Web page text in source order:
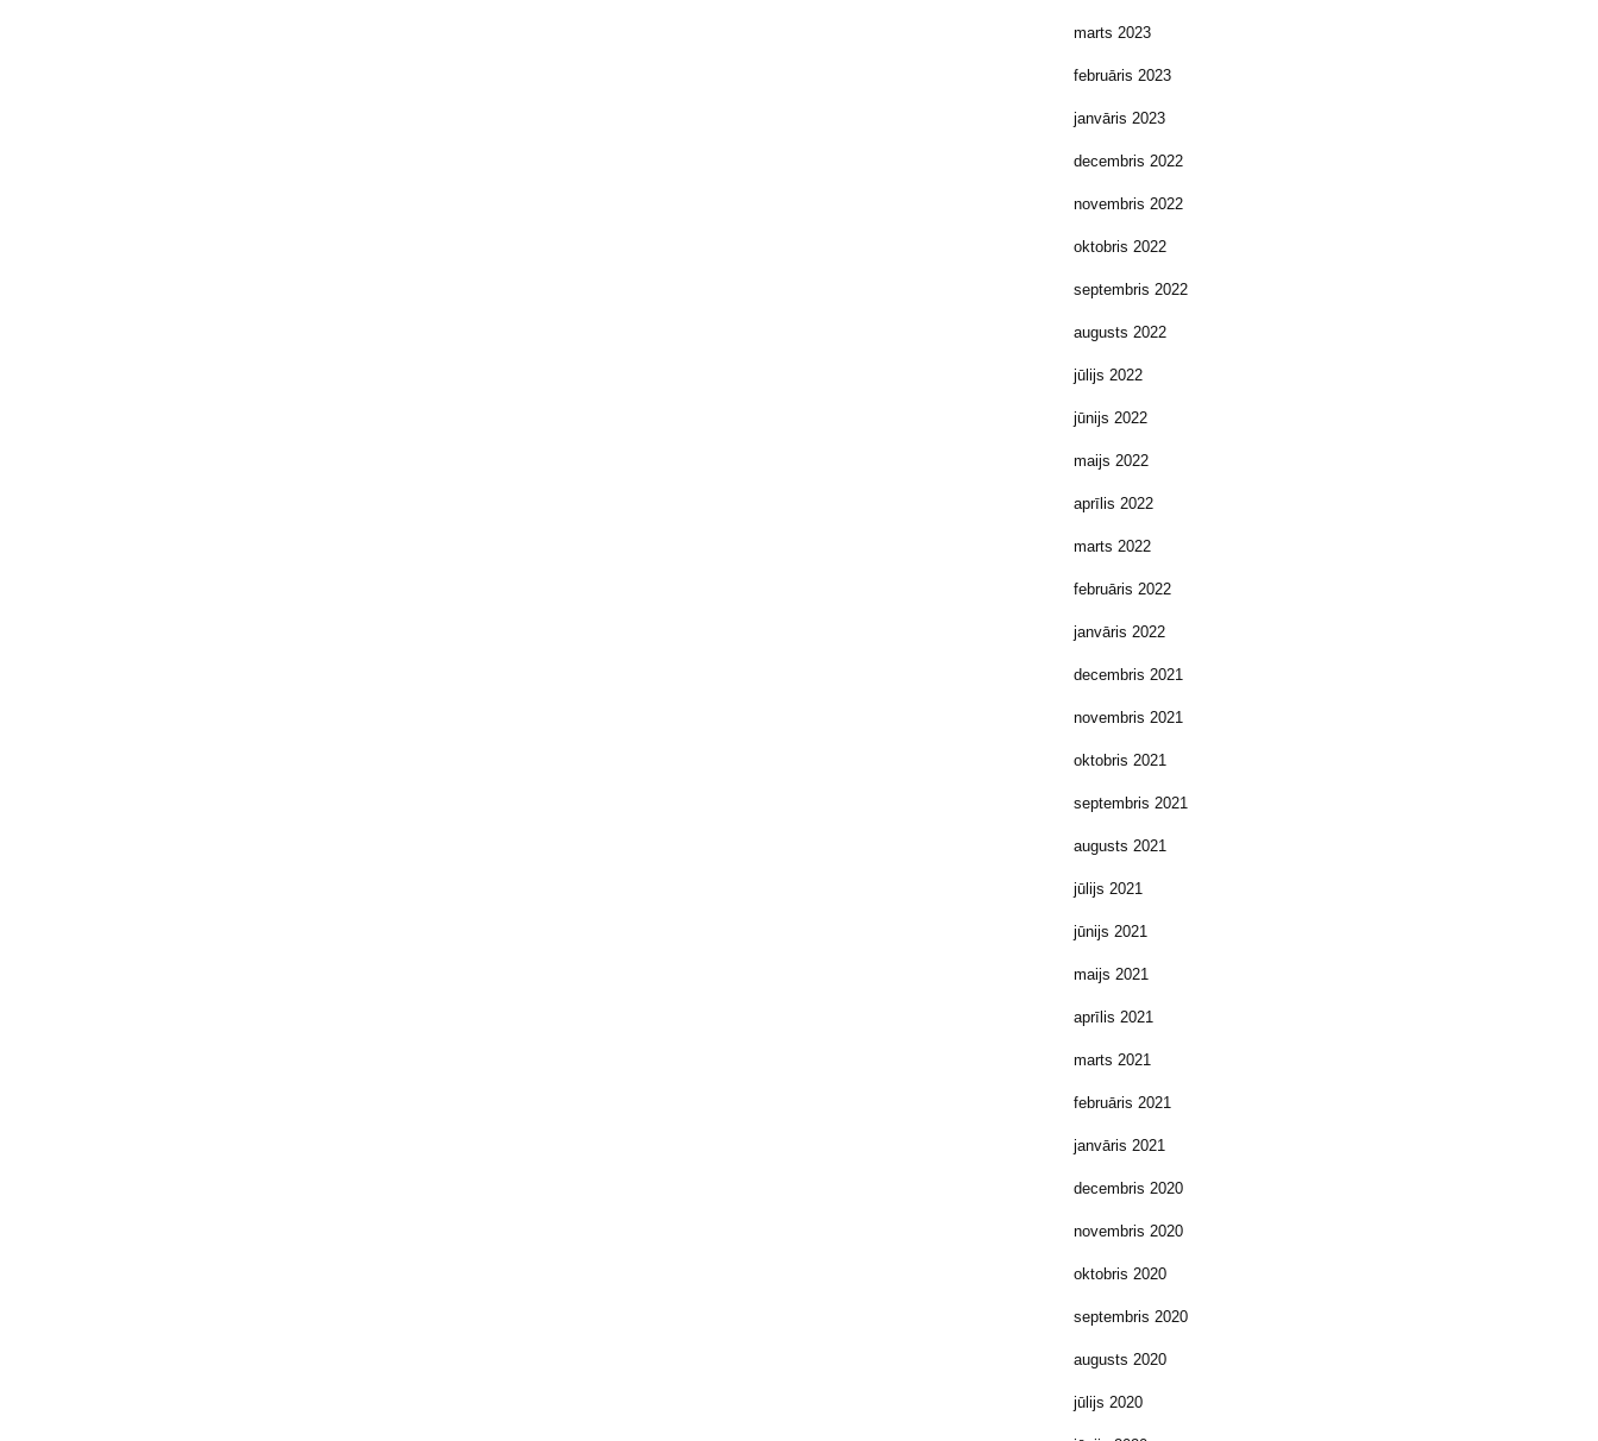
marts 2023
februāris 2023
janvāris 2023
decembris 2022
novembris 2022
oktobris 2022
septembris 2022
augusts 2022
jūlijs 2022
jūnijs 2022
maijs 2022
aprīlis 2022
marts 2022
februāris 2022
janvāris 2022
decembris 2021
novembris 2021
oktobris 2021
septembris 2021
augusts 2021
jūlijs 2021
jūnijs 2021
maijs 2021
aprīlis 2021
marts 2021
februāris 2021
janvāris 2021
decembris 2020
novembris 2020
oktobris 2020
septembris 2020
augusts 2020
jūlijs 2020